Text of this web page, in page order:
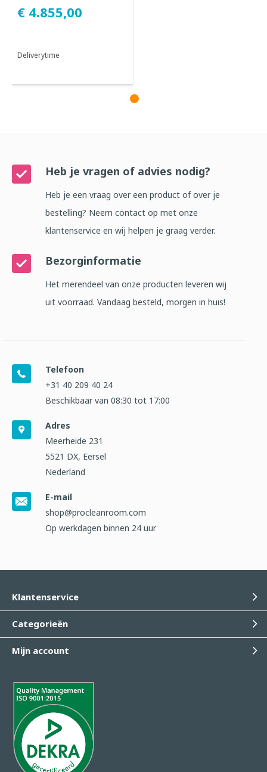
25,0 μm dia...
€ 4.855,00
Deliverytime
Heb je vragen of advies nodig?
Heb je een vraag over een product of over je
bestelling? Neem contact op met onze
klantenservice en wij helpen je graag verder.
Bezorginformatie
Het merendeel van onze producten leveren wij
uit voorraad. Vandaag besteld, morgen in huis!
Telefoon
+31 40 209 40 24
Beschikbaar van 08:30 tot 17:00
Adres
Meerheide 231
5521 DX, Eersel
Nederland
E-mail
shop@procleanroom.com
Op werkdagen binnen 24 uur
Klantenservice
Categorieën
Mijn account